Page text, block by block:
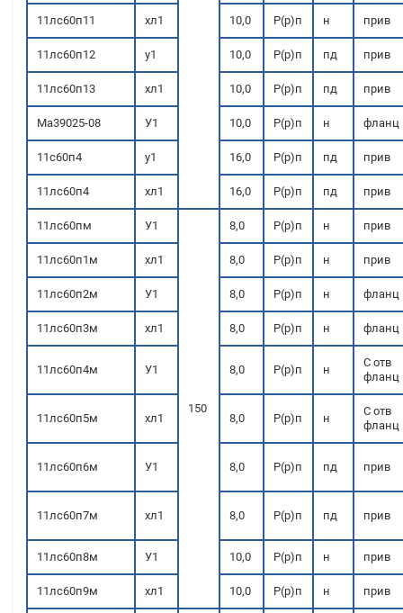
11лс60п11 хл1 10,0 Р(р)п н прив
11лс60п12 у1 10,0 Р(р)п пд прив
11лс60п13 хл1 10,0 Р(р)п пд прив
Ма39025-08 У1 10,0 Р(р)п н фланц
11с60п4 у1 16,0 Р(р)п пд прив
11лс60п4 хл1 16,0 Р(р)п пд прив
11лс60пм У1
150
8,0 Р(р)п н прив
11лс60п1м хл1 8,0 Р(р)п н прив
11лс60п2м У1 8,0 Р(р)п н фланц
11лс60п3м хл1 8,0 Р(р)п н фланц
11лс60п4м У1 8,0 Р(р)п н
С отв
фланц
11лс60п5м хл1 8,0 Р(р)п н
С отв
фланц
11лс60п6м У1 8,0 Р(р)п пд прив
11лс60п7м хл1 8,0 Р(р)п пд прив
11лс60п8м У1 10,0 Р(р)п н прив
11лс60п9м хл1 10,0 Р(р)п н прив